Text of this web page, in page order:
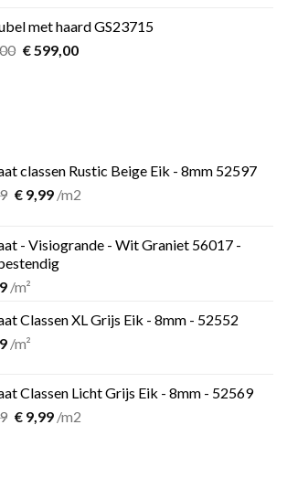
€ 39,00.€ 25,00.
met haard GS23715
Oorspronkelijke
€599,00Huidige
classen Rustic Beige Eik - 8mm 52597
Oorspronkelijke
€ 11,49.
€9,99Huidige
€ 9,99.
/m2
- Visiogrande - Wit Graniet 56017 -
/m²
Classen XL Grijs Eik - 8mm - 52552
/m²
Classen Licht Grijs Eik - 8mm - 52569
Oorspronkelijke
€9,99Huidige
/m2